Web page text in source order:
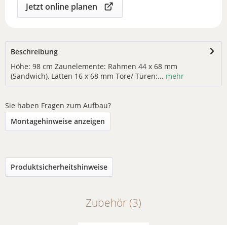
Jetzt online planen
Beschreibung
Höhe: 98 cm Zaunelemente: Rahmen 44 x 68 mm
(Sandwich), Latten 16 x 68 mm Tore/ Türen:... mehr
Sie haben Fragen zum Aufbau?
Montagehinweise anzeigen
Produktsicherheitshinweise
Zubehör (3)